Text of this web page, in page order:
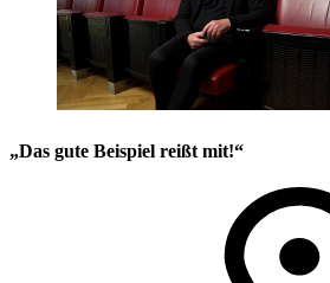
„Das gute Beispiel reißt mit!“